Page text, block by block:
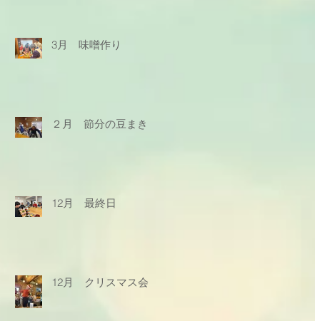
3月 味噌作り
２月 節分の豆まき
12月 最終日
12月 クリスマス会